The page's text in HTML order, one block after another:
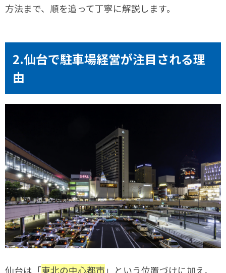
方法まで、順を追って丁寧に解説します。
2.仙台で駐車場経営が注目される理
由
仙台は「東北の中心都市 」という位置づけに加え、